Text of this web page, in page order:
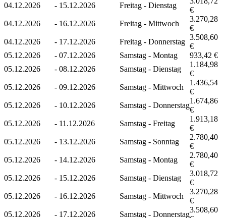
04.12.2026
- 15.12.2026 Freitag - Dienstag
€
04.12.2026
- 16.12.2026 Freitag - Mittwoch
3.270,28
€
04.12.2026
- 17.12.2026 Freitag - Donnerstag
3.508,60
€
05.12.2026
- 07.12.2026 Samstag - Montag
933,42 €
05.12.2026
- 08.12.2026 Samstag - Dienstag
1.184,98
€
05.12.2026
- 09.12.2026 Samstag - Mittwoch
1.436,54
€
05.12.2026
- 10.12.2026 Samstag - Donnerstag
1.674,86
€
05.12.2026
- 11.12.2026 Samstag - Freitag
1.913,18
€
05.12.2026
- 13.12.2026 Samstag - Sonntag
2.780,40
€
05.12.2026
- 14.12.2026 Samstag - Montag
2.780,40
€
05.12.2026
- 15.12.2026 Samstag - Dienstag
3.018,72
€
05.12.2026
- 16.12.2026 Samstag - Mittwoch
3.270,28
€
05.12.2026
- 17.12.2026 Samstag - Donnerstag
3.508,60